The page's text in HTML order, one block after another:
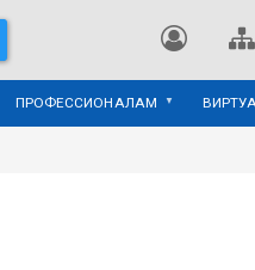
ПРОФЕССИОНАЛАМ